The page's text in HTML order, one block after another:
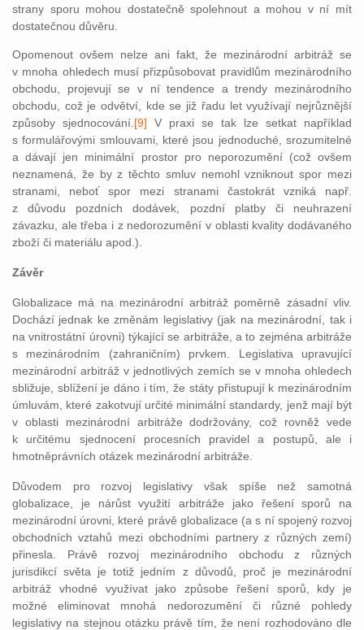
strany sporu mohou dostatečně spolehnout a mohou v ní mít
dostatečnou důvěru.
Opomenout ovšem nelze ani fakt, že mezinárodní arbitráž se
v mnoha ohledech musí přizpůsobovat pravidlům mezinárodního
obchodu, projevují se v ní tendence a trendy mezinárodního
obchodu, což je odvětví, kde se již řadu let využívají nejrůznější
způsoby sjednocování. [9] V praxi se tak lze setkat například
s formulářovými smlouvami, které jsou jednoduché, srozumitelné
a dávají jen minimální prostor pro neporozumění (což ovšem
neznamená, že by z těchto smluv nemohl vzniknout spor mezi
stranami, neboť spor mezi stranami častokrát vzniká např.
z důvodu pozdních dodávek, pozdní platby či neuhrazení
závazku, ale třeba i z nedorozumění v oblasti kvality dodávaného
zboží či materiálu apod.).
Závěr
Globalizace má na mezinárodní arbitráž poměrně zásadní vliv.
Dochází jednak ke změnám legislativy (jak na mezinárodní, tak i
na vnitrostátní úrovni) týkající se arbitráže, a to zejména arbitráže
s mezinárodním (zahraničním) prvkem. Legislativa upravující
mezinárodní arbitráž v jednotlivých zemích se v mnoha ohledech
sbližuje, sblížení je dáno i tím, že státy přistupují k mezinárodním
úmluvám, které zakotvují určité minimální standardy, jenž mají být
v oblasti mezinárodní arbitráže dodržovány, což rovněž vede
k určitému sjednocení procesních pravidel a postupů, ale i
hmotněprávních otázek mezinárodní arbitráže.
Důvodem pro rozvoj legislativy však spíše než samotná
globalizace, je nárůst využití arbitráže jako řešení sporů na
mezinárodní úrovni, které právě globalizace (a s ní spojený rozvoj
obchodních vztahů mezi obchodními partnery z různých zemí)
přinesla. Právě rozvoj mezinárodního obchodu z různých
jurisdikcí světa je totiž jedním z důvodů, proč je mezinárodní
arbitráž vhodné využívat jako způsobe řešení sporů, kdy je
možné eliminovat mnohá nedorozumění či různé pohledy
legislativy na stejnou otázku právě tím, že není rozhodováno dle